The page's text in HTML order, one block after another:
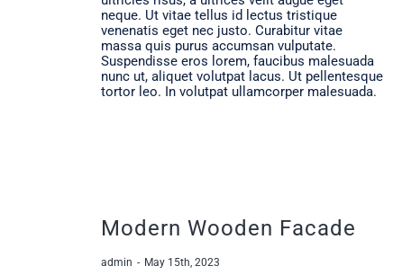
neque. Ut vitae tellus id lectus tristique
venenatis eget nec justo. Curabitur vitae
massa quis purus accumsan vulputate.
Suspendisse eros lorem, faucibus malesuada
nunc ut, aliquet volutpat lacus. Ut pellentesque
tortor leo. In volutpat ullamcorper malesuada.
Modern Wooden Facade
admin - May 15th, 2023